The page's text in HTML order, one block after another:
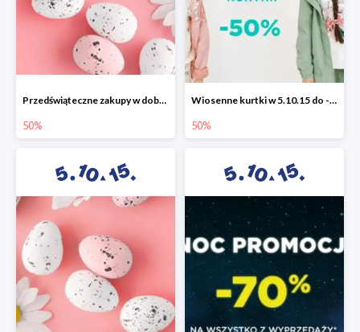
Przedświąteczne zakupy w dobrym stylu -50%
50%
Wiosenne kurtki w 5.10.15 do -50%
50%